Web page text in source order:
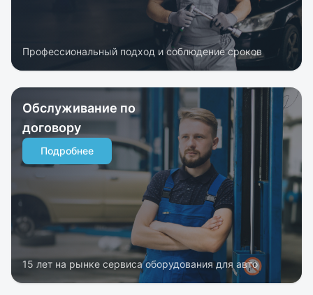
Профессиональный подход и соблюдение сроков
Обслуживание по
договору
Подробнее
15 лет на рынке сервиса оборудования для авто